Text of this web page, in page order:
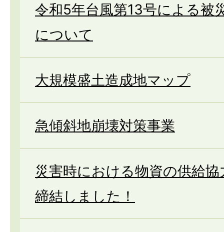
令和5年台風第13号による被
について
大規模盛土造成地マップ
急傾斜地崩壊対策事業
災害時における物資の供給
締結しました！